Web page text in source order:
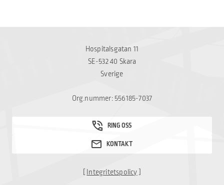
Hospitalsgatan 11
SE-532 40 Skara
Sverige
Org.nummer: 556185-7037
[Integritetspolicy]